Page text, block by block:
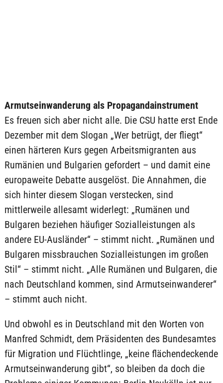
Armutseinwanderung als Propagandainstrument
Es freuen sich aber nicht alle. Die CSU hatte erst Ende
Dezember mit dem Slogan „Wer betrügt, der fliegt“
einen härteren Kurs gegen Arbeitsmigranten aus
Rumänien und Bulgarien gefordert – und damit eine
europaweite Debatte ausgelöst. Die Annahmen, die
sich hinter diesem Slogan verstecken, sind
mittlerweile allesamt widerlegt: „Rumänen und
Bulgaren beziehen häufiger Sozialleistungen als
andere EU-Ausländer“ – stimmt nicht. „Rumänen und
Bulgaren missbrauchen Sozialleistungen im großen
Stil“ – stimmt nicht. „Alle Rumänen und Bulgaren, die
nach Deutschland kommen, sind Armutseinwanderer“
– stimmt auch nicht.
Und obwohl es in Deutschland mit den Worten von
Manfred Schmidt, dem Präsidenten des Bundesamtes
für Migration und Flüchtlinge, „keine flächendeckende
Armutseinwanderung gibt“, so bleiben da doch die